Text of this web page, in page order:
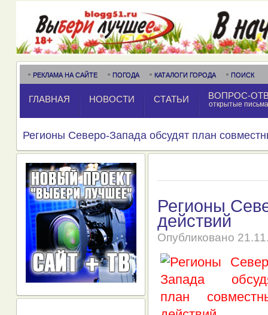
РЕКЛАМА НА САЙТЕ ПОГОДА КАТАЛОГИ ГОРОДА ПОИСК
ГЛАВНАЯ НОВОСТИ СТАТЬИ ВОПРОС-
открытые письма
Регионы Северо-Запада обсудят план
Регионы
действий
Опубликовано